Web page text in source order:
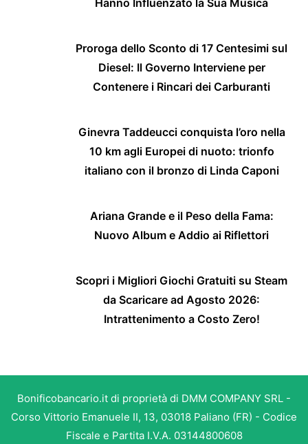
Proroga dello Sconto di 17 Centesimi sul
Diesel: Il Governo Interviene per
Contenere i Rincari dei Carburanti
Ginevra Taddeucci conquista l’oro nella
10 km agli Europei di nuoto: trionfo
italiano con il bronzo di Linda Caponi
Ariana Grande e il Peso della Fama:
Nuovo Album e Addio ai Riflettori
Scopri i Migliori Giochi Gratuiti su Steam
da Scaricare ad Agosto 2026:
Intrattenimento a Costo Zero!
Bonificobancario.it di proprietà di DMM COMPANY SRL -
Corso Vittorio Emanuele II, 13, 03018 Paliano (FR) - Codice
Fiscale e Partita I.V.A. 03144800608